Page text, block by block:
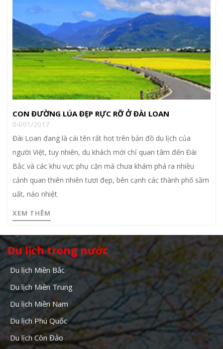
CON ĐƯỜNG LÚA ĐẸP RỰC RỠ Ở ĐÀI LOAN
04/01/2017
Đài Loan đang là cái tên rất hot trên bản đồ du lịch của
người Việt, tuy nhiên, du khách mới chỉ quan tâm đến Đài
Bắc và các khu vực phụ cận mà chưa khám phá ra nhiều
cảnh quan thiên nhiên tươi đẹp, bên cạnh các thành phố sầm
uất, náo nhiệt.
XEM THÊM
Du lịch trong nước
Du lịch Miền Bắc
Du lịch Miền Trung
Du lịch Miền Nam
Du lịch Phú Quốc
Du lịch Côn Đảo